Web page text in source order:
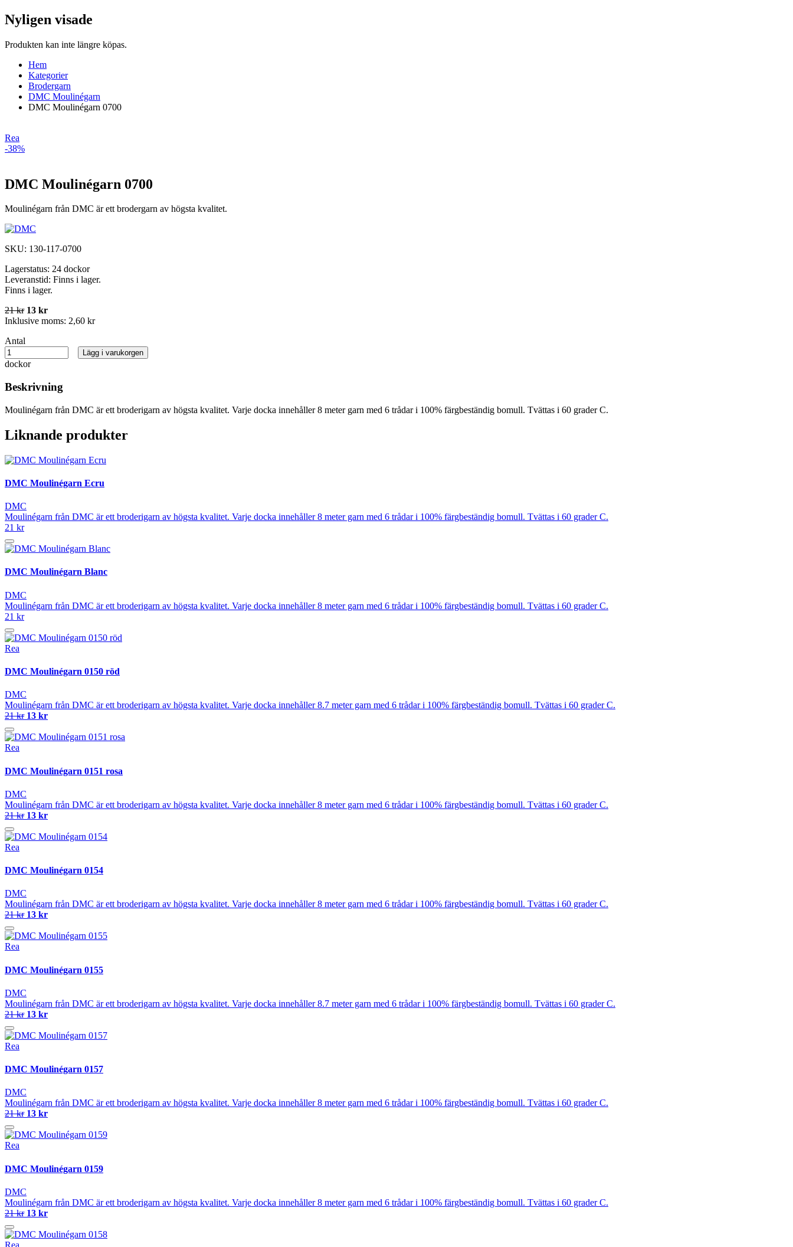
Nyligen visade
Produkten kan inte längre köpas.
Hem
Kategorier
Brodergarn
DMC Moulinégarn
DMC Moulinégarn 0700
Rea
-38%
DMC Moulinégarn 0700
Moulinégarn från DMC är ett brodergarn av högsta kvalitet.
SKU: 130-117-0700
Lagerstatus: 24 dockor
Leveranstid: Finns i lager.
Finns i lager.
21 kr 13 kr
Inklusive moms: 2,60 kr
Antal
dockor
Lägg i varukorgen
Beskrivning
Moulinégarn från DMC är ett broderigarn av högsta kvalitet. Varje docka innehåller 8 meter garn med 6 trådar i 100% färgbeständig bomull. Tvättas i 60 grader C.
Liknande produkter
DMC Moulinégarn Ecru
DMC
Moulinégarn från DMC är ett broderigarn av högsta kvalitet. Varje docka innehåller 8 meter garn med 6 trådar i 100% färgbeständig bomull. Tvättas i 60 grader C.
21 kr
DMC Moulinégarn Blanc
DMC
Moulinégarn från DMC är ett broderigarn av högsta kvalitet. Varje docka innehåller 8 meter garn med 6 trådar i 100% färgbeständig bomull. Tvättas i 60 grader C.
21 kr
Rea
DMC Moulinégarn 0150 röd
DMC
Moulinégarn från DMC är ett broderigarn av högsta kvalitet. Varje docka innehåller 8.7 meter garn med 6 trådar i 100% färgbeständig bomull. Tvättas i 60 grader C.
21 kr 13 kr
Rea
DMC Moulinégarn 0151 rosa
DMC
Moulinégarn från DMC är ett broderigarn av högsta kvalitet. Varje docka innehåller 8 meter garn med 6 trådar i 100% färgbeständig bomull. Tvättas i 60 grader C.
21 kr 13 kr
Rea
DMC Moulinégarn 0154
DMC
Moulinégarn från DMC är ett broderigarn av högsta kvalitet. Varje docka innehåller 8 meter garn med 6 trådar i 100% färgbeständig bomull. Tvättas i 60 grader C.
21 kr 13 kr
Rea
DMC Moulinégarn 0155
DMC
Moulinégarn från DMC är ett broderigarn av högsta kvalitet. Varje docka innehåller 8.7 meter garn med 6 trådar i 100% färgbeständig bomull. Tvättas i 60 grader C.
21 kr 13 kr
Rea
DMC Moulinégarn 0157
DMC
Moulinégarn från DMC är ett broderigarn av högsta kvalitet. Varje docka innehåller 8 meter garn med 6 trådar i 100% färgbeständig bomull. Tvättas i 60 grader C.
21 kr 13 kr
Rea
DMC Moulinégarn 0159
DMC
Moulinégarn från DMC är ett broderigarn av högsta kvalitet. Varje docka innehåller 8 meter garn med 6 trådar i 100% färgbeständig bomull. Tvättas i 60 grader C.
21 kr 13 kr
Rea